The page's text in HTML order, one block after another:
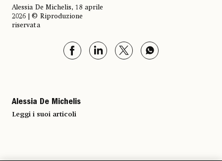
Alessia De Michelis, 18 aprile
2026 | © Riproduzione
riservata
Alessia De Michelis
Leggi i suoi articoli